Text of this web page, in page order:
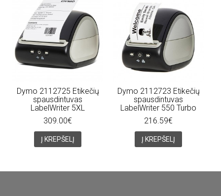
Dymo 2112725 Etikečių
spausdintuvas
LabelWriter 5XL
309.00€
Į KREPŠELĮ
Dymo 2112723 Etikečių
spausdintuvas
LabelWriter 550 Turbo
216.59€
Į KREPŠELĮ